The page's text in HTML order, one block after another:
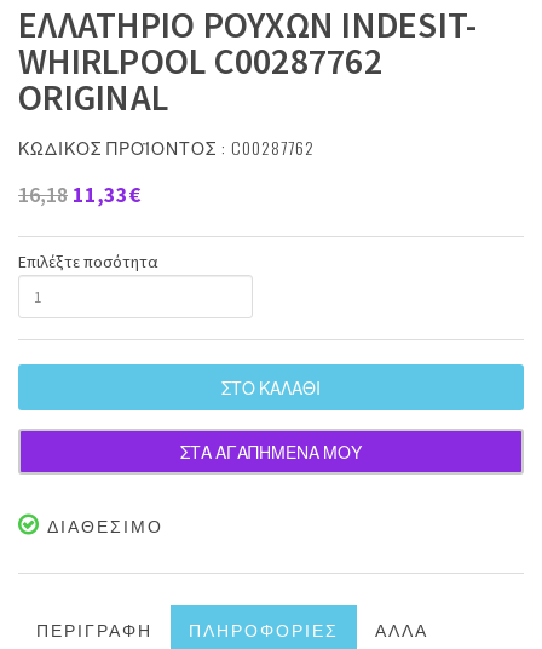
ΕΛΛΑΤΗΡΙΟ ΡΟΥΧΩΝ INDESIT-
WHIRLPOOL C00287762
ORIGINAL
ΚΩΔΙΚΟΣ ΠΡΟΪΟΝΤΟΣ : C00287762
16,18 11,33€
Επιλέξτε ποσότητα
ΣΤΟ ΚΑΛΑΘΙ
ΣΤΑ ΑΓΑΠΗΜΕΝΑ ΜΟΥ
ΔΙΑΘΕΣΙΜΟ
ΠΕΡΙΓΡΑΦΗ ΠΛΗΡΟΦΟΡΙΕΣ ΑΛΛΑ